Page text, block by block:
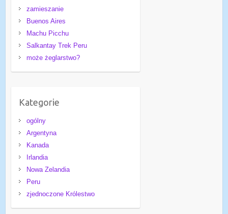
zamieszanie
Buenos Aires
Machu Picchu
Salkantay Trek Peru
może żeglarstwo?
Kategorie
ogólny
Argentyna
Kanada
Irlandia
Nowa Zelandia
Peru
zjednoczone Królestwo